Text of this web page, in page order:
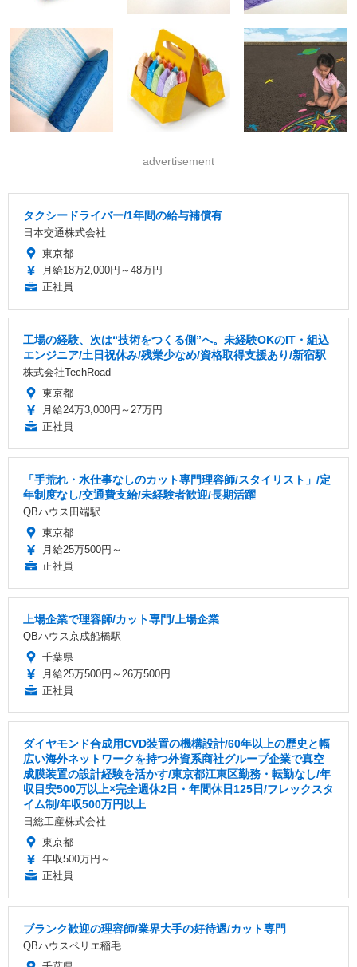
advertisement
タクシードライバー/1年間の給与補償有
日本交通株式会社
東京都
月給18万2,000円～48万円
正社員
工場の経験、次は“技術をつくる側”へ。未経験OKのIT・組込
エンジニア/土日祝休み/残業少なめ/資格取得支援あり/新宿駅
株式会社TechRoad
東京都
月給24万3,000円～27万円
正社員
「手荒れ・水仕事なしのカット専門理容師/スタイリスト」/定
年制度なし/交通費支給/未経験者歓迎/長期活躍
QBハウス田端駅
東京都
月給25万500円～
正社員
上場企業で理容師/カット専門/上場企業
QBハウス京成船橋駅
千葉県
月給25万500円～26万500円
正社員
ダイヤモンド合成用CVD装置の機構設計/60年以上の歴史と幅
広い海外ネットワークを持つ外資系商社グループ企業で真空
成膜装置の設計経験を活かす/東京都江東区勤務・転勤なし/年
収目安500万以上×完全週休2日・年間休日125日/フレックスタ
イム制/年収500万円以上
日総工産株式会社
東京都
年収500万円～
正社員
ブランク歓迎の理容師/業界大手の好待遇/カット専門
QBハウスペリエ稲毛